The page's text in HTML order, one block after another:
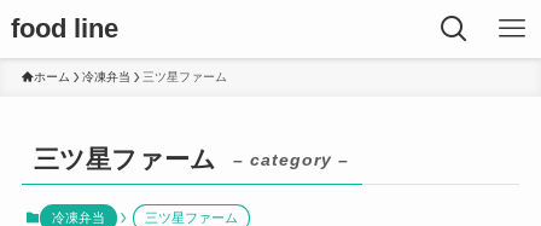
food line
ホーム 冷凍弁当 三ツ星ファーム
三ツ星ファーム – category –
冷凍弁当 三ツ星ファーム